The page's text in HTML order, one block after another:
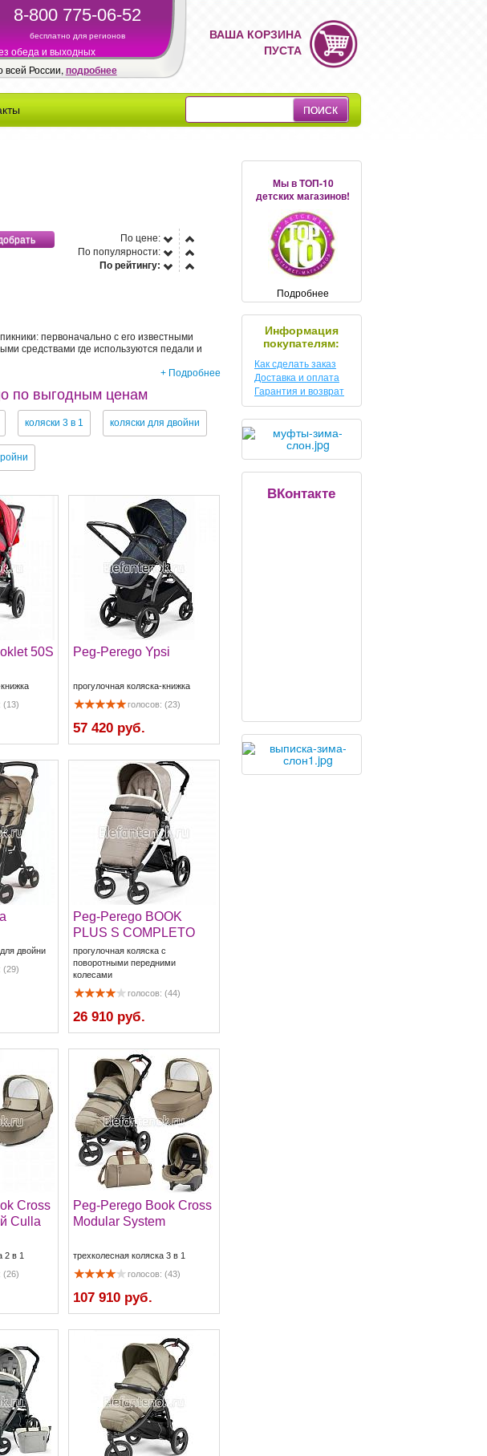
8-800 775-06-52
бесплатно для регионов
обеда и выходных
всей России, подробнее
ВАША КОРЗИНА
ПУСТА
По цене:
По популярности:
По рейтингу:
первоначально с его известными
средствами где используются педали и
+ Подробнее
по выгодным ценам
коляски 3 в 1 коляски для двойни
50S Peg-Perego Ypsi
(13)
прогулочная коляска-книжка
голосов: (23)
57 420 руб.
Peg-Perego BOOK
PLUS S COMPLETO
двойни
(29)
прогулочная коляска с
поворотными передними
колесами
голосов: (44)
26 910 руб.
Cross
Culla
Peg-Perego Book Cross
Modular System
2 в 1
(26)
трехколесная коляска 3 в 1
голосов: (43)
107 910 руб.
Мы в ТОП-10
детских магазинов!
Подробнее
Информация
покупателям:
Как сделать заказ
Доставка и оплата
Гарантия и возврат
ВКонтакте